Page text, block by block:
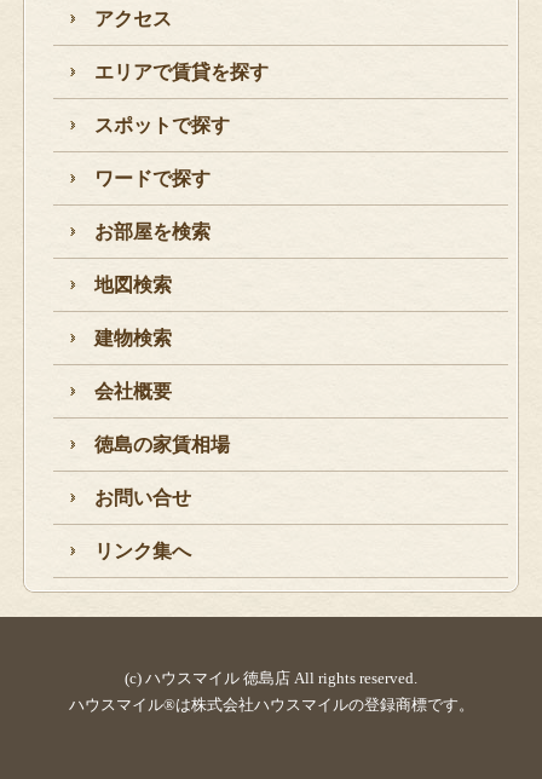
アクセス
エリアで賃貸を探す
スポットで探す
ワードで探す
お部屋を検索
地図検索
建物検索
会社概要
徳島の家賃相場
お問い合せ
リンク集へ
(c) ハウスマイル 徳島店 All rights reserved.
ハウスマイル®は株式会社ハウスマイルの登録商標です。